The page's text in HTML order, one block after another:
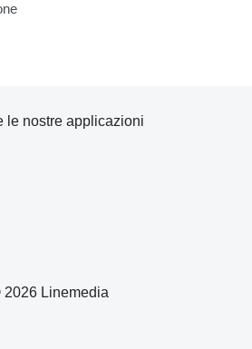
Linemedia
le nostre applicazioni